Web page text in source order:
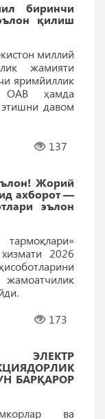
биринчи
қилиш
миллий
жамияти
яримйиллик
ОАВ ҳамда
давом
137
Жорий
ахборот —
эълон
2026
173
ЭЛЕКТР
БАРҚАРОР
ва